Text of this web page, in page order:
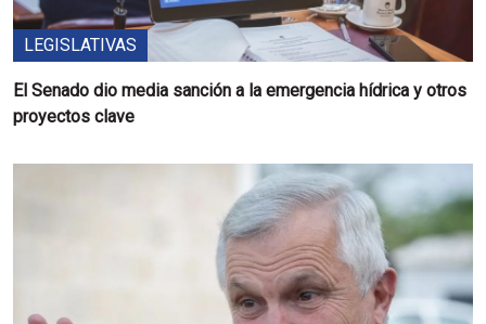
LEGISLATIVAS
El Senado dio media sanción a la emergencia hídrica y otros
proyectos clave